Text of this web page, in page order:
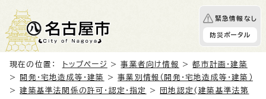
緊急情報なし
防災ポータル
現在の位置： トップページ >事業者向け情報 >都市計画・建築
>
開発・宅地造成等・建築 >事業別情報（開発・宅地造成等・建築）
>建築基準法関係の許可・認定・指定 >
団地認定(建築基準法第